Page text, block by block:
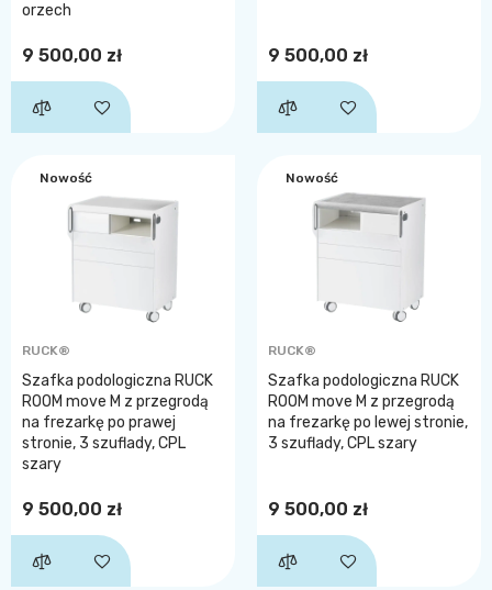
orzech
9 500,00 zł 9 500,00 zł
Nowość
RUCK®
Szafka podologiczna RUCK
ROOM move M z przegrodą
na frezarkę po prawej
stronie, 3 szuflady, CPL
szary
9 500,00 zł
Nowość
RUCK®
Szafka podologiczna RUCK
ROOM move M z przegrodą
na frezarkę po lewej stronie,
3 szuflady, CPL szary
9 500,00 zł